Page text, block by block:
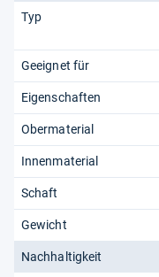
Typ
Geeignet für
Eigenschaften
Obermaterial
Innenmaterial
Schaft
Gewicht
Nachhaltigkeit